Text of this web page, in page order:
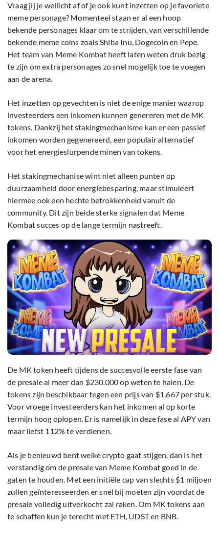
Vraag jij je wellicht af of je ook kunt inzetten op je favoriete
meme personage? Momenteel staan er al een hoop
bekende personages klaar om te strijden, van verschillende
bekende meme coins zoals Shiba Inu, Dogecoin en Pepe.
Het team van Meme Kombat heeft laten weten druk bezig
te zijn om extra personages zo snel mogelijk toe te voegen
aan de arena.
Het inzetten op gevechten is niet de enige manier waarop
investeerders een inkomen kunnen genereren met de MK
tokens. Dankzij het stakingmechanisme kan er een passief
inkomen worden gegenereerd, een populair alternatief
voor het energieslurpende minen van tokens.
Het stakingmechanise wint niet alleen punten op
duurzaamheid door energiebesparing, maar stimuleert
hiermee ook een hechte betrokkenheid vanuit de
community. Dit zijn beide sterke signalen dat Meme
Kombat succes op de lange termijn nastreeft.
De MK token heeft tijdens de succesvolle eerste fase van
de presale al meer dan $230.000 op weten te halen. De
tokens zijn beschikbaar tegen een prijs van $1,667 per stuk.
Voor vroege investeerders kan het inkomen al op korte
termijn hoog oplopen. Er is namelijk in deze fase al APY van
maar liefst 112% te verdienen.
Als je benieuwd bent welke crypto gaat stijgen, dan is het
verstandig om de presale van Meme Kombat goed in de
gaten te houden. Met een initiële cap van slechts $1 miljoen
zullen geïnteresseerden er snel bij moeten zijn voordat de
presale volledig uitverkocht zal raken. Om MK tokens aan
te schaffen kun je terecht met ETH, UDST en BNB.